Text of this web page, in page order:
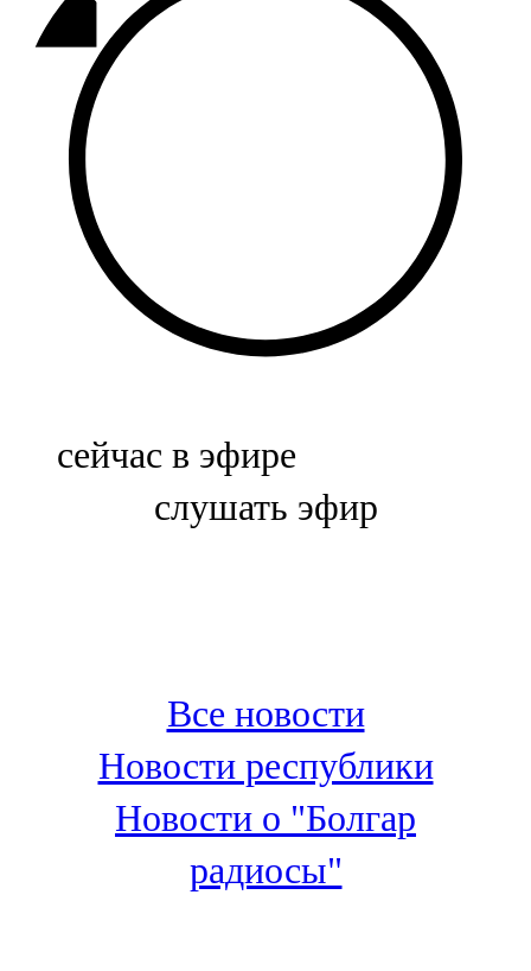
Базарлы матак
107,1 FM
Балык бистәсе
104,9 FM
Баулы
107,5 FM
Биләр
Болгар
100,3 FM
Зәй
106,6 FM
Кадыбаш
105,2 FM
сейчас в эфире
слушать эфир
Все новости
Новости республики
Новости о "Болгар
радиосы"